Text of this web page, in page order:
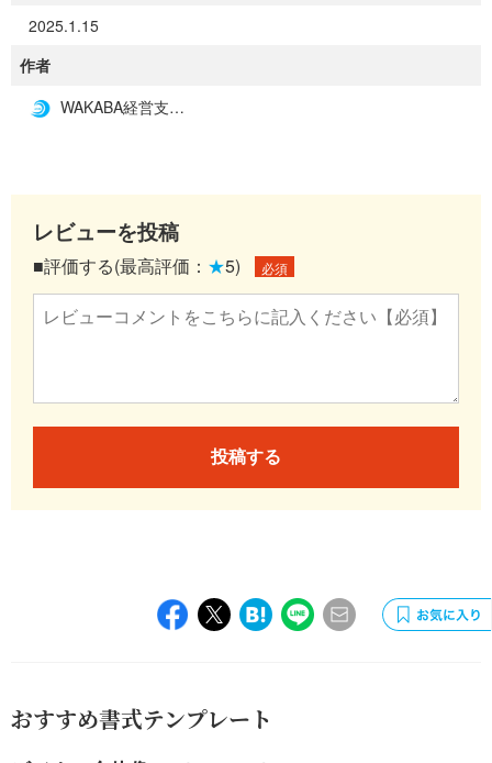
2025.1.15
作者
WAKABA経営支援事務所
レビューを投稿
■評価する(最高評価： ★5) 必須
投稿する
おすすめ書式テンプレート